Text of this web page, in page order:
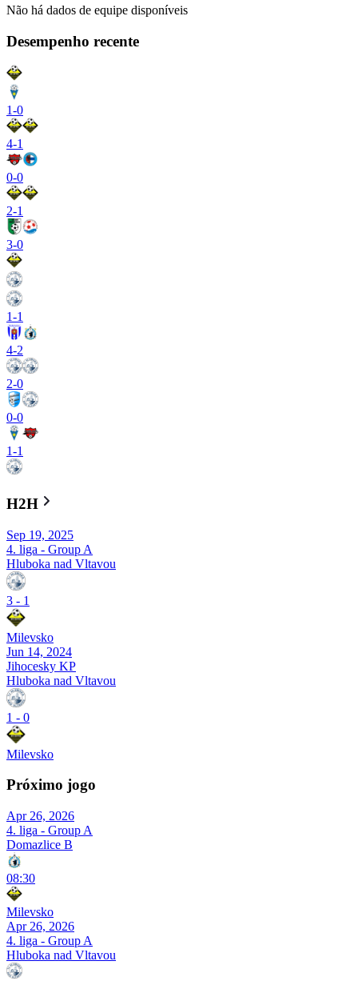
Não há dados de equipe disponíveis
Desempenho recente
1-0
4-1
0-0
2-1
3-0
1-1
4-2
2-0
0-0
1-1
H2H
Sep 19, 2025
4. liga - Group A
Hluboka nad Vltavou
3 - 1
Milevsko
Jun 14, 2024
Jihocesky KP
Hluboka nad Vltavou
1 - 0
Milevsko
Próximo jogo
Apr 26, 2026
4. liga - Group A
Domazlice B
08:30
Milevsko
Apr 26, 2026
4. liga - Group A
Hluboka nad Vltavou